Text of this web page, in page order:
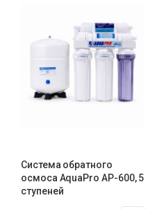
Система обратного
осмоса AquaPro AP-600, 5
ступеней